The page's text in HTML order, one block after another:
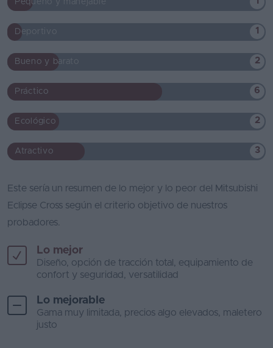
Pequeño y manejable
Deportivo 1
Bueno y barato 2
Práctico 6
Ecológico 2
Atractivo 3
Este sería un resumen de lo mejor y lo peor del Mitsubishi
Eclipse Cross según el criterio objetivo de nuestros
probadores.
Lo mejor
Diseño, opción de tracción total, equipamiento de
confort y seguridad, versatilidad
Lo mejorable
Gama muy limitada, precios algo elevados, maletero
justo